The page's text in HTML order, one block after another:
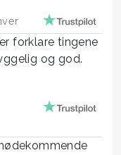
forklare tingene
og god.